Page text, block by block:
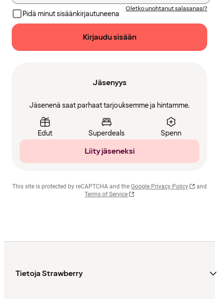
Pidä minut sisäänkirjautuneena
Oletko unohtanut salasanasi?
Kirjaudu sisään
Jäsenyys
Jäsenenä saat parhaat tarjouksemme ja hintamme.
Edut Superdeals Spenn
Liity jäseneksi
This site is protected by reCAPTCHA and the Google Privacy Policy
and
Terms of Service
Tietoja Strawberry